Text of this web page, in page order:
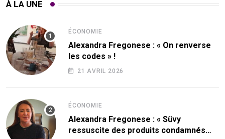
À LA UNE
ÉCONOMIE
Alexandra Fregonese : « On renverse
les codes » !
21 AVRIL 2026
ÉCONOMIE
Alexandra Fregonese : « Süvy
ressuscite des produits condamnés